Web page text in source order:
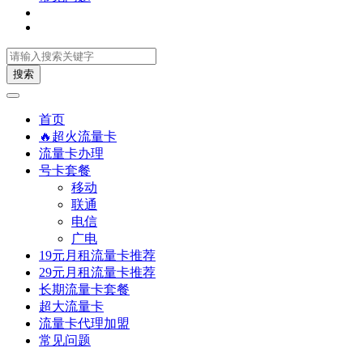
搜索
首页
🔥超火流量卡
流量卡办理
号卡套餐
移动
联通
电信
广电
19元月租流量卡推荐
29元月租流量卡推荐
长期流量卡套餐
超大流量卡
流量卡代理加盟
常见问题